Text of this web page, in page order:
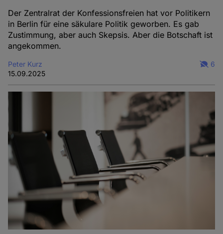
Der Zentralrat der Konfessionsfreien hat vor Politikern
in Berlin für eine säkulare Politik geworben. Es gab
Zustimmung, aber auch Skepsis. Aber die Botschaft ist
angekommen.
Peter Kurz
15.09.2025
6